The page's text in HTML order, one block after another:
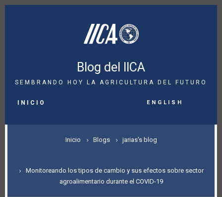
Pasar
Blog del IICA
SEMBRANDO HOY LA AGRICULTURA DEL FUTURO
NAVIGATION
INICIO English
SOBRESCRIBIR
DE
Inicio Blogs jarias's blog
Monitoreando los tipos de cambio y sus efectos sobre sector
agroalimentario durante el COVID-19